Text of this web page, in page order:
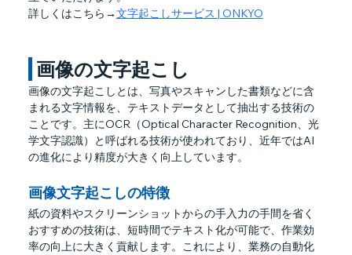
詳しくはこちら→文字起こしサービス | ONKYO
画像の文字起こし
画像の文字起こしとは、写真やスキャンした書類などに含
まれる文字情報を、テキストデータとして抽出する技術の
ことです。主にOCR（Optical Character Recognition、光
学文字認識）と呼ばれる技術が使われており、近年ではAI
の進化により精度が大きく向上しています。
画像文字起こしの特徴
紙の資料やスクリーンショットからの手入力の手間を省く
おすすめの技術は、短時間でテキスト化が可能で、作業効
率の向上に大きく貢献します。これにより、業務の自動化